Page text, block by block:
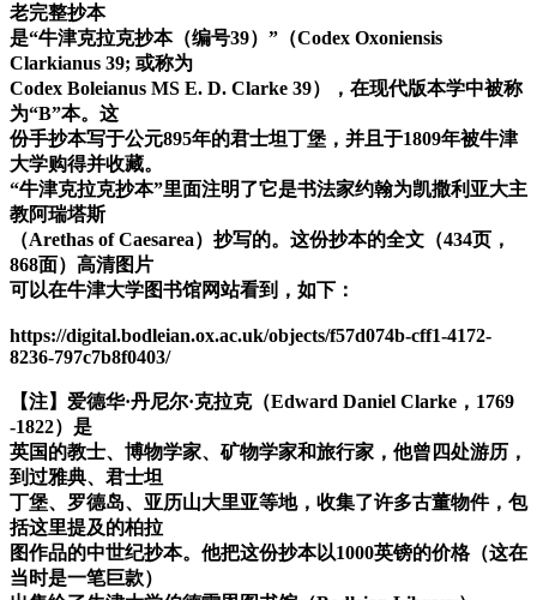
老完整抄本
是“牛津克拉克抄本（编号39）”（Codex Oxoniensis
Clarkianus 39; 或称为
Codex Boleianus MS E. D. Clarke 39），在现代版本学中被称
为“B”本。这
份手抄本写于公元895年的君士坦丁堡，并且于1809年被牛津
大学购得并收藏。
“牛津克拉克抄本”里面注明了它是书法家约翰为凯撒利亚大主
教阿瑞塔斯
（Arethas of Caesarea）抄写的。这份抄本的全文（434页，
868面）高清图片
可以在牛津大学图书馆网站看到，如下：
https://digital.bodleian.ox.ac.uk/objects/f57d074b-cff1-4172-
8236-797c7b8f0403/
【注】爱德华·丹尼尔·克拉克（Edward Daniel Clarke，1769
-1822）是
英国的教士、博物学家、矿物学家和旅行家，他曾四处游历，
到过雅典、君士坦
丁堡、罗德岛、亚历山大里亚等地，收集了许多古董物件，包
括这里提及的柏拉
图作品的中世纪抄本。他把这份抄本以1000英镑的价格（这在
当时是一笔巨款）